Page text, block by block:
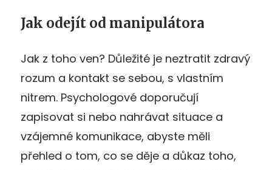
Jak odejít od manipulátora
Jak z toho ven? Důležité je neztratit zdravý
rozum a kontakt se sebou, s vlastním
nitrem. Psychologové doporučují
zapisovat si nebo nahrávat situace a
vzájemné komunikace, abyste měli
přehled o tom, co se děje a důkaz toho,